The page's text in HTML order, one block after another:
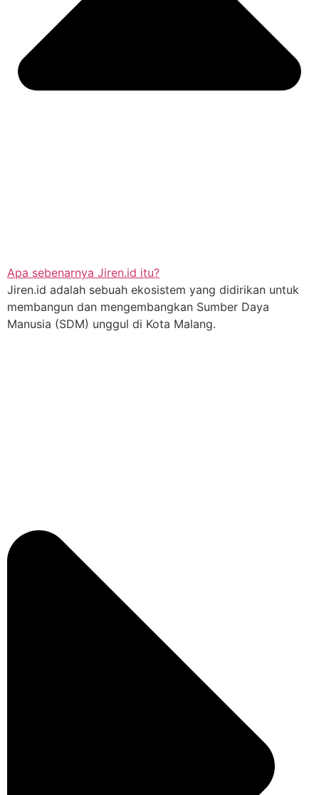
Apa sebenarnya Jiren.id itu?
Jiren.id adalah sebuah ekosistem yang didirikan untuk
membangun dan mengembangkan Sumber Daya
Manusia (SDM) unggul di Kota Malang.